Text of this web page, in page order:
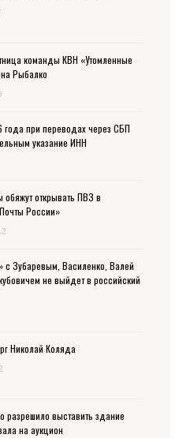
команды КВН «Утомленные
Рыбалко
года при переводах через СБП
указание ИНН
обяжут открывать ПВЗ в
России»
с Зубаревым, Василенко, Валей
не выйдет в российский
Николай Коляда
разрешило выставить здание
на аукцион